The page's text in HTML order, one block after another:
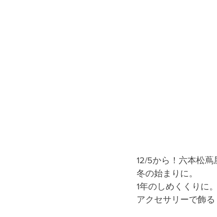
12/5から！六本松蔦
冬の始まりに。
1年のしめくくりに。
アクセサリーで飾る